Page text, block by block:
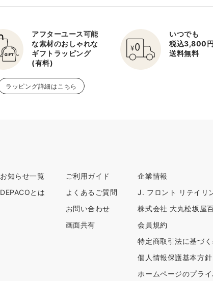
アフターユース可能
な素材のおしゃれな
ギフトラッピング
(有料)
ラッピング詳細はこちら
いつでも
税込3,800
送料無料
お知らせ一覧
DEPACOとは
ご利用ガイド
よくあるご質問
お問い合わせ
画面共有
企業情報
J. フロント リテイリ
株式会社 大丸松坂屋
会員規約
特定商取引法に基づ
個人情報保護基本方針
ホームページのプラ